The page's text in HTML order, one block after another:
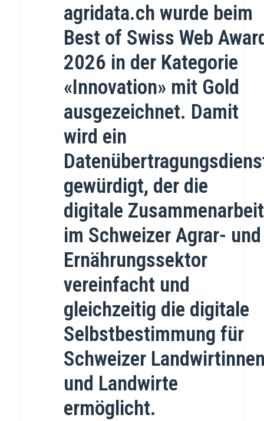
agridata.ch wurde beim
Best of Swiss Web
2026 in der Kategorie
«Innovation» mit Gold
ausgezeichnet. Damit
wird ein
gewürdigt, der die
digitale Zusammenarbeit
im Schweizer Agrar- und
Ernährungssektor
vereinfacht und
gleichzeitig die digitale
Selbstbestimmung für
Schweizer
und Landwirte
ermöglicht.